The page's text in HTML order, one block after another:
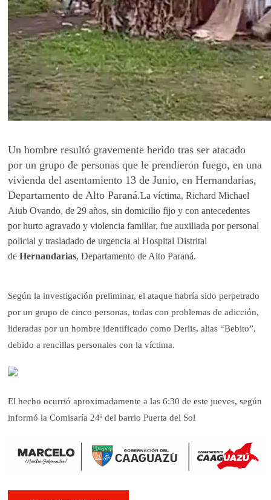
Un hombre resultó gravemente herido tras ser atacado
por un grupo de personas que le prendieron fuego, en una
vivienda del asentamiento 13 de Junio, en Hernandarias,
Departamento de Alto Paraná.La víctima, Richard Michael
Aiub Ovando, de 29 años, sin domicilio fijo y con antecedentes
por hurto agravado y violencia familiar, fue auxiliada por personal
policial y trasladado de urgencia al Hospital Distrital
de Hernandarias, Departamento de Alto Paraná.
Según la investigación preliminar, el ataque habría sido perpetrado
por un grupo de cinco personas, todas con problemas de adicción,
lideradas por un hombre identificado como Derlis, alias “Bebito”,
debido a rencillas personales con la víctima.
El hecho ocurrió aproximadamente a las 6:30 de este jueves, según
informó la Comisaría 24ª del barrio Puerta del Sol